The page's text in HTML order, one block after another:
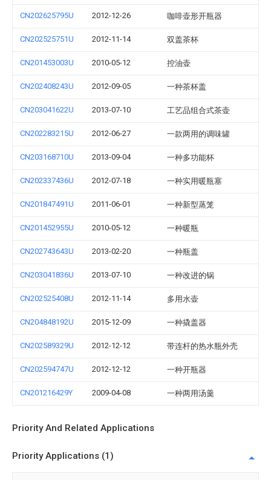
CN202625795U 2012-12-26 咖啡壶形开瓶器
CN202525751U 2012-11-14 双盖茶杯
CN201453003U 2010-05-12 控油壶
CN202408243U 2012-09-05 一种茶杯盖
CN203041622U 2013-07-10 工艺品组合式茶壶
CN202283215U 2012-06-27 一款两用的调味罐
CN203168710U 2013-09-04 一种多功能杯
CN202337436U 2012-07-18 一种实用暖瓶塞
CN201847491U 2011-06-01 一种新型蒸笼
CN201452955U 2010-05-12 一种暖瓶
CN202743643U 2013-02-20 一种瓶盖
CN203041836U 2013-07-10 一种改进的锅
CN202525408U 2012-11-14 多用水壶
CN204848192U 2015-12-09 一种撬盖器
CN202589329U 2012-12-12 带连杆的热水瓶外壳
CN202594747U 2012-12-12 一种开瓶器
CN201216429Y 2009-04-08 一种两用汤羹
Priority And Related Applications
Priority Applications (1)